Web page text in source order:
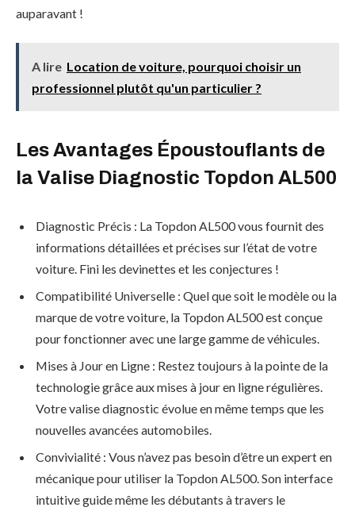
auparavant !
A lire Location de voiture, pourquoi choisir un
professionnel plutôt qu'un particulier ?
Les Avantages Époustouflants de
la Valise Diagnostic Topdon AL500
Diagnostic Précis : La Topdon AL500 vous fournit des
informations détaillées et précises sur l’état de votre
voiture. Fini les devinettes et les conjectures !
Compatibilité Universelle : Quel que soit le modèle ou la
marque de votre voiture, la Topdon AL500 est conçue
pour fonctionner avec une large gamme de véhicules.
Mises à Jour en Ligne : Restez toujours à la pointe de la
technologie grâce aux mises à jour en ligne régulières.
Votre valise diagnostic évolue en même temps que les
nouvelles avancées automobiles.
Convivialité : Vous n’avez pas besoin d’être un expert en
mécanique pour utiliser la Topdon AL500. Son interface
intuitive guide même les débutants à travers le